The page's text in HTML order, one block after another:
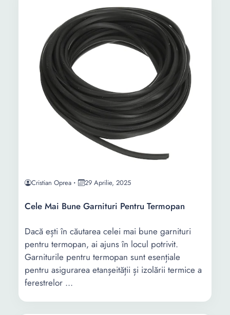
Cristian Oprea 29 Aprilie, 2025
Cele Mai Bune Garnituri Pentru Termopan
Dacă ești în căutarea celei mai bune garnituri
pentru termopan, ai ajuns în locul potrivit.
Garniturile pentru termopan sunt esențiale
pentru asigurarea etanșeității și izolării termice a
ferestrelor ...